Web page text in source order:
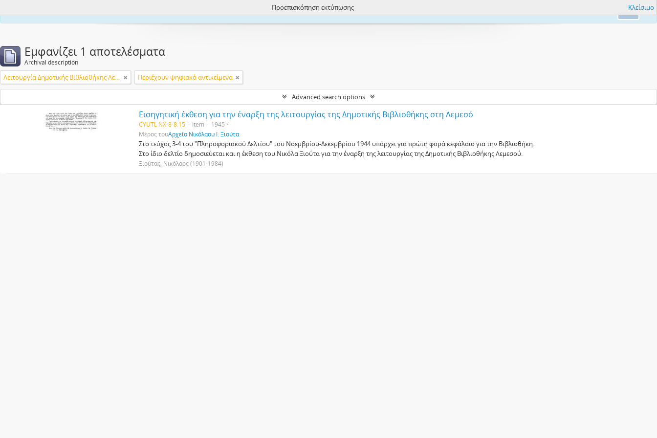
Ok
This website uses cookies to enhance your ability to browse and load content.
Προεπισκόπηση εκτύπωσης Κλείσιμο
Εμφανίζει 1 αποτελέσματα
Archival description
Λειτουργία Δημοτικής Βιβλιοθήκης Λεμεσού Περιέχουν ψηφιακά αντικείμενα
Advanced search options
Εισηγητική έκθεση για την έναρξη της λειτουργίας της Δημοτικής Βιβλιοθήκης στη Λεμεσό
CYUTL NX-8-8.15 Item
1945
Μέρος τουΑρχείο Νικόλαου Ι. Ξιούτα
Στο τεύχος 3-4 του "Πληροφοριακού Δελτίου" του Νοεμβρίου-Δεκεμβρίου 1944 υπάρχει για πρώτη φορά κεφάλαιο για την Βιβλιοθήκη.
Στο ίδιο δελτίο δημοσιεύεται και η έκθεση του Νικόλα Ξιούτα για την έναρξη της λειτουργίας της Δημοτικής Βιβλιοθήκης Λεμεσού.
Ξιούτας, Νικόλαος (1901-1984)